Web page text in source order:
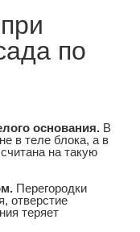
по
основания. В
в теле блока, а в
на такую
Перегородки
отверстие
теряет